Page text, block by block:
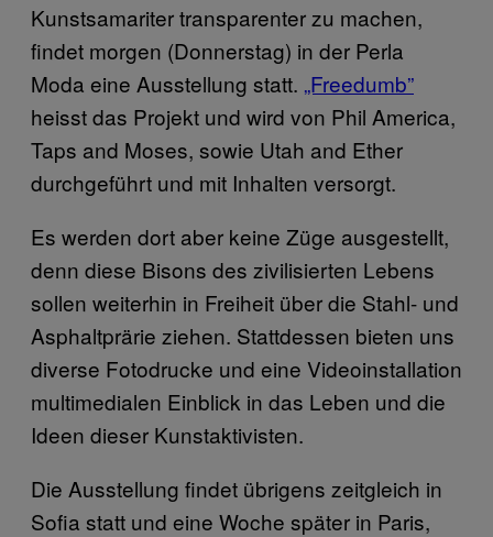
Kunstsamariter transparenter zu machen,
findet morgen (Donnerstag) in der Perla
Moda eine Ausstellung statt. „Freedumb”
heisst das Projekt und wird von Phil America,
Taps and Moses, sowie Utah and Ether
durchgeführt und mit Inhalten versorgt.
Es werden dort aber keine Züge ausgestellt,
denn diese Bisons des zivilisierten Lebens
sollen weiterhin in Freiheit über die Stahl- und
Asphaltprärie ziehen. Stattdessen bieten uns
diverse Fotodrucke und eine Videoinstallation
multimedialen Einblick in das Leben und die
Ideen dieser Kunstaktivisten.
Die Ausstellung findet übrigens zeitgleich in
Sofia statt und eine Woche später in Paris,